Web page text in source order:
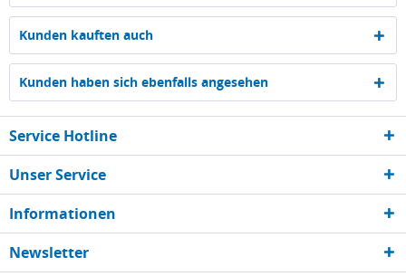
Kunden kauften auch
Kunden haben sich ebenfalls angesehen
Service Hotline
Unser Service
Informationen
Newsletter